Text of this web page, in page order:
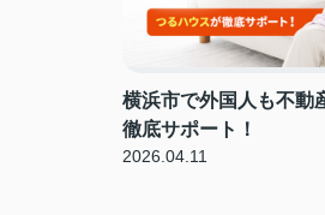
横浜市で外国人も不動
徹底サポート！
2026.04.11